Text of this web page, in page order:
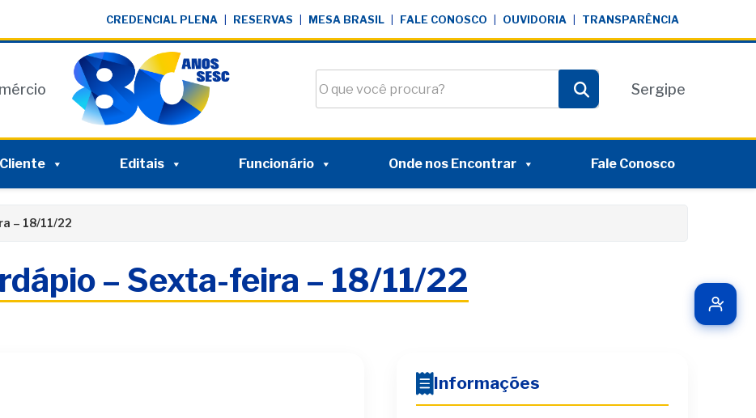
CREDENCIAL PLENA RESERVAS MESA BRASIL FALE CONOSCO OUVIDORIA TRANSPARÊNCIA
Pesquisar
Sergipe
Editais Funcionário Onde nos Encontrar Fale Conosco
– 18/11/22
– Sexta-feira – 18/11/22
Informações